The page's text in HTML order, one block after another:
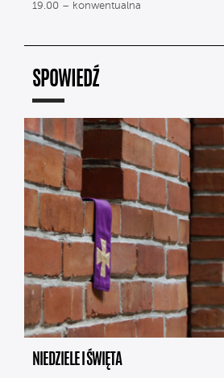
19.00 – konwentualna
SPOWIEDŹ
NIEDZIELE I ŚWIĘTA